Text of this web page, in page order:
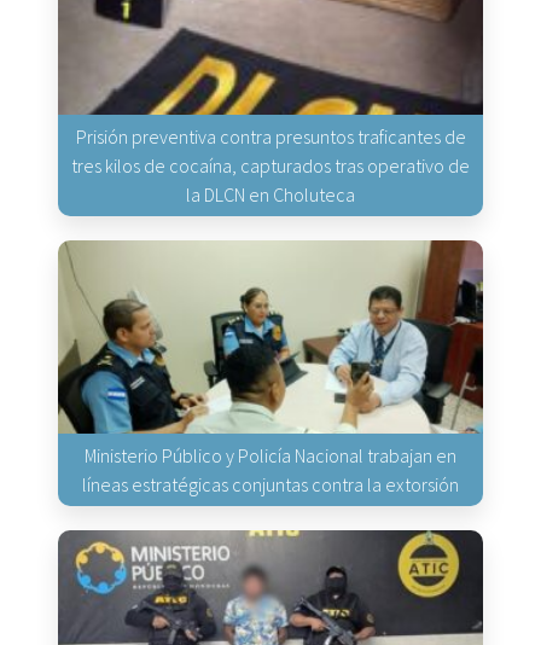
Prisión preventiva contra presuntos traficantes de
tres kilos de cocaína, capturados tras operativo de
la DLCN en Choluteca
Ministerio Público y Policía Nacional trabajan en
líneas estratégicas conjuntas contra la extorsión